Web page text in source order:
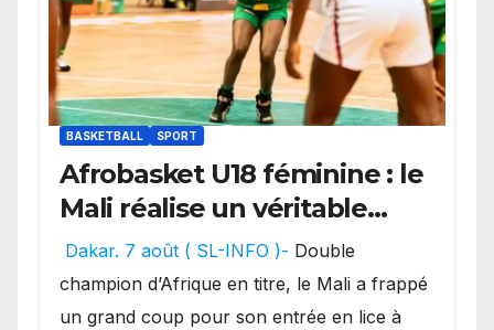
BASKETBALL SPORT
Afrobasket U18 féminine : le
Mali réalise un véritable
festival offensif et inflige
une lourde défaite au
Bénin.
Dakar. 7 août ( SL-INFO )- Double
champion d’Afrique en titre, le Mali a frappé
un grand coup pour son entrée en lice à